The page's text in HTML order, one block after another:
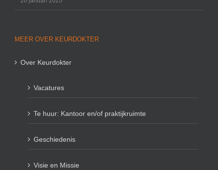
MEER OVER KEURDOKTER
Over Keurdokter
Vacatures
Te huur: Kantoor en/of praktijkruimte
Geschiedenis
Visie en Missie